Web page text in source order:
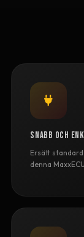
Snabb och
Ersätt
denna